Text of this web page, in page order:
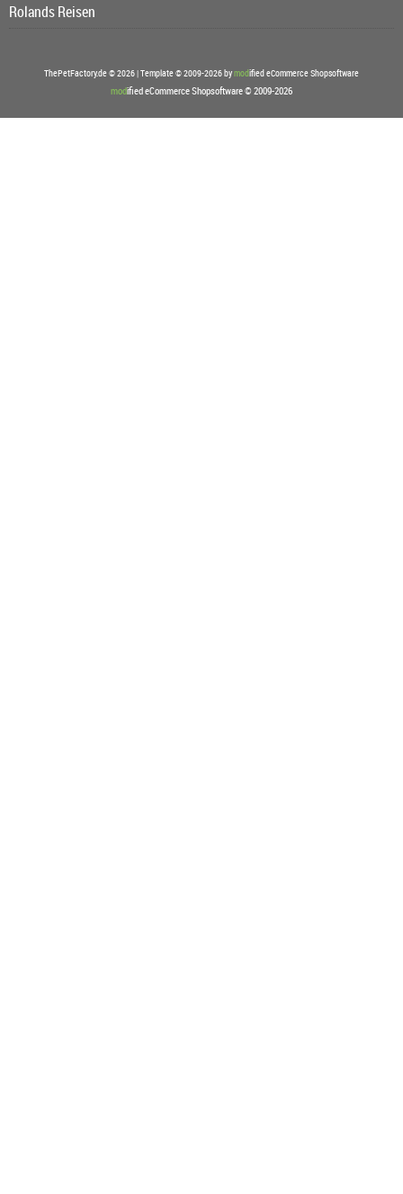
Rolands Reisen
ThePetFactory.de © 2026 | Template © 2009-2026 bymodified eCommerce Shopsoftware
modified eCommerce Shopsoftware © 2009-2026